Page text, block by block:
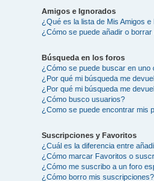
Amigos e Ignorados
¿Qué es la lista de Mis Amigos e
¿Cómo se puede añadir o
Búsqueda en los foros
¿Cómo se puede buscar en uno
¿Por qué mi búsqueda me
¿Por qué mi búsqueda me
¿Cómo busco usuarios?
¿Como se puede encontrar mis
Suscripciones y Favoritos
¿Cuál es la diferencia entre
¿Cómo marcar Favoritos o
¿Cómo me suscribo a un foro
¿Cómo borro mis suscripciones?